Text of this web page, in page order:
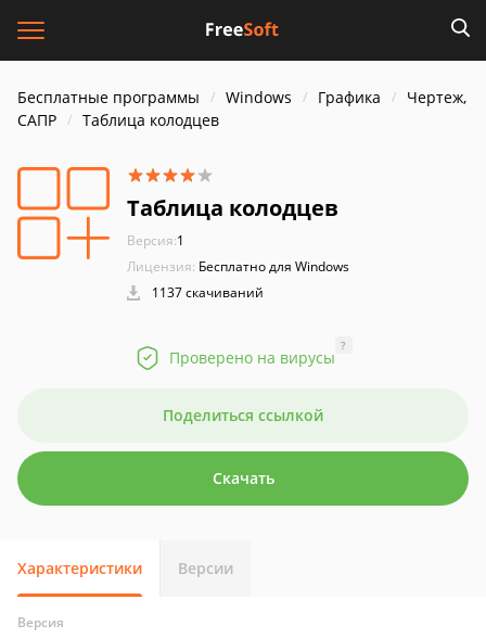
Бесплатные программы Windows Графика
Чертеж,
САПР
Таблица колодцев
Таблица колодцев
Версия:1
Лицензия: Бесплатно для Windows
1137 скачиваний
Проверено на вирусы
?
Поделиться ссылкой
Скачать
Характеристики Версии
Версия